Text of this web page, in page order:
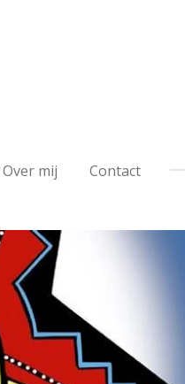
Over mij Contact